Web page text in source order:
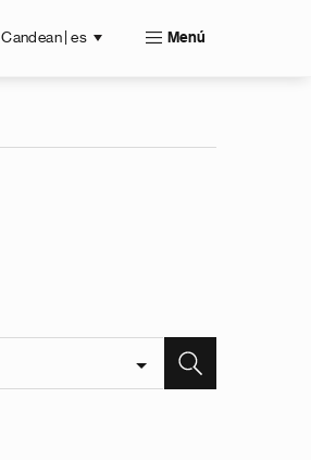
Candean | es Menú